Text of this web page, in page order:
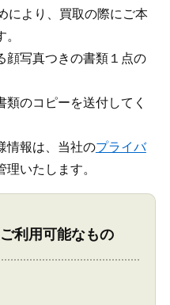
により、買取の際にご本
顔写真つきの書類１点の
のコピーを送付してく
情報は、当社のプライバ
いたします。
利用可能なもの